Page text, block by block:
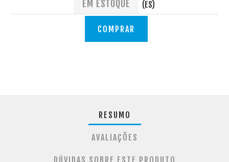
EM ESTOQUE (ES)
COMPRAR
RESUMO
AVALIAÇÕES
DÚVIDAS SOBRE ESTE PRODUTO